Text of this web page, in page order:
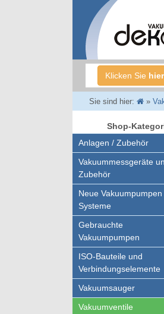
Klicken Sie hier
Sie sind hier: »
Shop-
Anlagen / Zubehör
Vakuummessgeräte
Zubehör
Neue Vakuumpumpen
Systeme
Gebrauchte
Vakuumpumpen
ISO-Bauteile und
Verbindungselemente
Vakuumsauger
Vakuumventile